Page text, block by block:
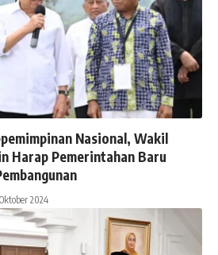
Nasional, Wakil
Harap Pemerintahan Baru
2024